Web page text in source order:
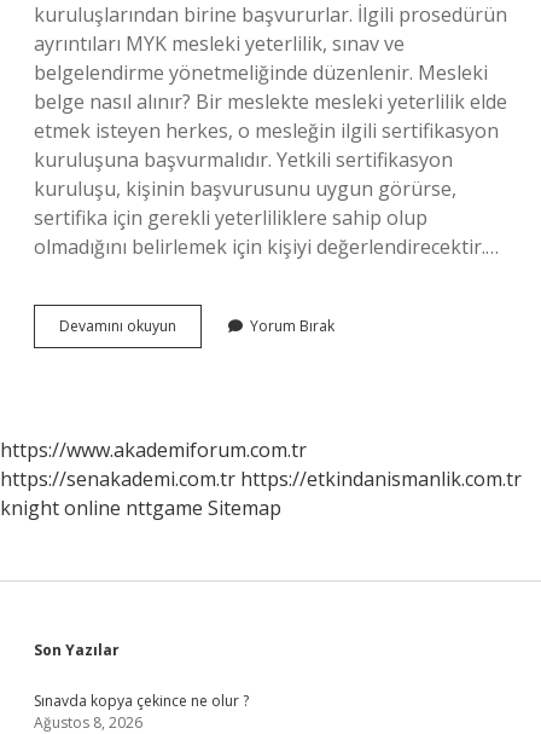
kuruluşlarından birine başvururlar. İlgili prosedürün
ayrıntıları MYK mesleki yeterlilik, sınav ve
belgelendirme yönetmeliğinde düzenlenir. Mesleki
belge nasıl alınır? Bir meslekte mesleki yeterlilik elde
etmek isteyen herkes, o mesleğin ilgili sertifikasyon
kuruluşuna başvurmalıdır. Yetkili sertifikasyon
kuruluşu, kişinin başvurusunu uygun görürse,
sertifika için gerekli yeterliliklere sahip olup
olmadığını belirlemek için kişiyi değerlendirecektir.…
Devamını okuyun
Eğitim
Yorum Bırak
https://www.akademiforum.com.tr
https://senakademi.com.tr https://etkindanismanlik.com.tr
knight online nttgame Sitemap
Sidebar
Son Yazılar
Sınavda kopya çekince ne olur ?
Ağustos 8, 2026